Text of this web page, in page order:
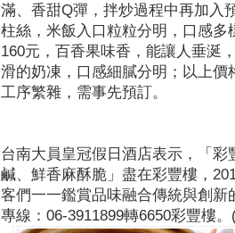
滿、香甜Q彈，拌炒過程中再加入
柱絲，米飯入口粒粒分明，口感
160元，百香果味香，能讓人垂涎
滑的奶凍，口感細膩分明；以上
工序繁雜，需事先預訂。
台南大員皇冠假日酒店表示，「
鹹、鮮香麻酥脆」盡在彩豐樓，
客們一一鑑賞品味融合傳統與創
專線：06-3911899轉6650彩豐樓